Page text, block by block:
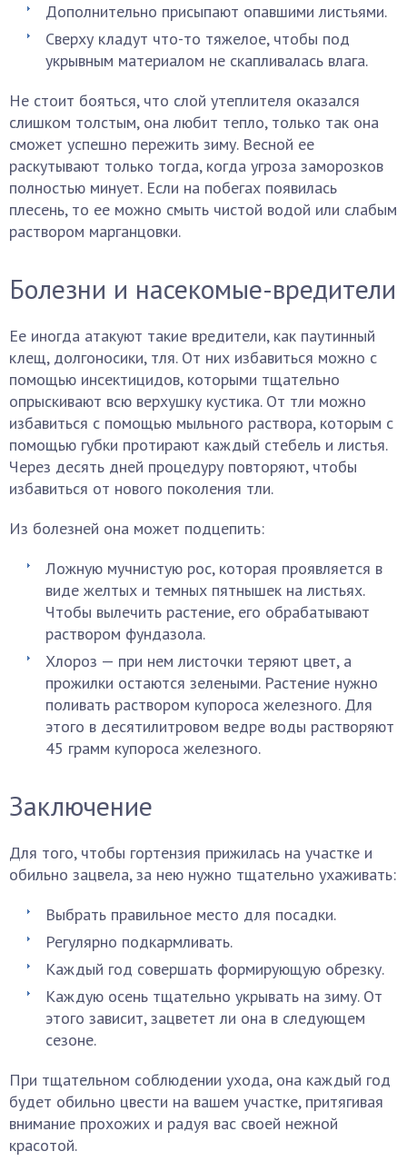
Дополнительно присыпают опавшими листьями.
Сверху кладут что-то тяжелое, чтобы под
укрывным материалом не скапливалась влага.
Не стоит бояться, что слой утеплителя оказался
слишком толстым, она любит тепло, только так она
сможет успешно пережить зиму. Весной ее
раскутывают только тогда, когда угроза заморозков
полностью минует. Если на побегах появилась
плесень, то ее можно смыть чистой водой или слабым
раствором марганцовки.
Болезни и насекомые-вредители
Ее иногда атакуют такие вредители, как паутинный
клещ, долгоносики, тля. От них избавиться можно с
помощью инсектицидов, которыми тщательно
опрыскивают всю верхушку кустика. От тли можно
избавиться с помощью мыльного раствора, которым с
помощью губки протирают каждый стебель и листья.
Через десять дней процедуру повторяют, чтобы
избавиться от нового поколения тли.
Из болезней она может подцепить:
Ложную мучнистую рос, которая проявляется в
виде желтых и темных пятнышек на листьях.
Чтобы вылечить растение, его обрабатывают
раствором фундазола.
Хлороз — при нем листочки теряют цвет, а
прожилки остаются зелеными. Растение нужно
поливать раствором купороса железного. Для
этого в десятилитровом ведре воды растворяют
45 грамм купороса железного.
Заключение
Для того, чтобы гортензия прижилась на участке и
обильно зацвела, за нею нужно тщательно ухаживать:
Выбрать правильное место для посадки.
Регулярно подкармливать.
Каждый год совершать формирующую обрезку.
Каждую осень тщательно укрывать на зиму. От
этого зависит, зацветет ли она в следующем
сезоне.
При тщательном соблюдении ухода, она каждый год
будет обильно цвести на вашем участке, притягивая
внимание прохожих и радуя вас своей нежной
красотой.